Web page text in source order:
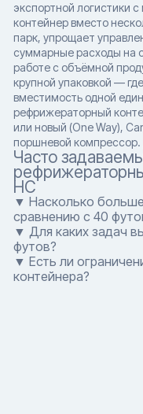
экспортной логистики
контейнер вместо
парк, упрощает
суммарные расходы на
работе с объёмной
крупной упаковкой —
вместимость одной
рефрижераторный
или новый (One Way),
поршневой компрессор.
Часто
HC
▼ Насколько
сравнению с 40
▼ Для каких задач
футов?
▼ Есть ли
контейнера?